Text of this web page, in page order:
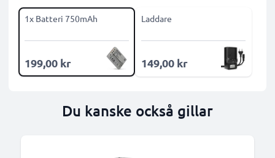
1x Batteri 750mAh
199,00 kr
Laddare
149,00 kr
Du kanske också gillar